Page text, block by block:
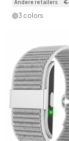
siliconen
set
Andere retailers €
3 colors